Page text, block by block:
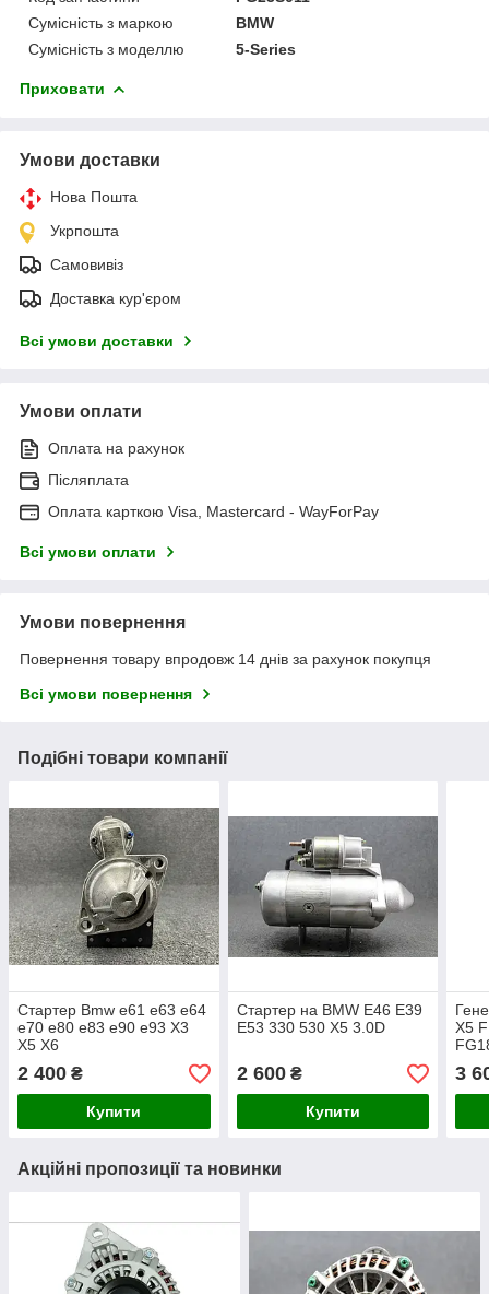
Сумісність з маркою
BMW
Сумісність з моделлю
5-Series
Приховати
Умови доставки
Нова Пошта
Укрпошта
Самовивіз
Доставка кур'єром
Всі умови доставки
Умови оплати
Оплата на рахунок
Післяплата
Оплата карткою Visa, Mastercard - WayForPay
Всі умови оплати
Умови повернення
Повернення товару впродовж 14 днів за рахунок покупця
Всі умови повернення
Подібні товари компанії
Стартер Bmw e61 e63 e64
e70 e80 e83 e90 e93 X3
X5 X6
2 400 ₴
Купити
Стартер на BMW E46 E39
E53 330 530 X5 3.0D
2 600₴
Купити
X5
3
Акційні пропозиції та новинки